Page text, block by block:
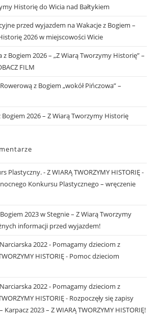
Historię do Wicia nad Bałtykiem
przed wyjazdem na Wakacje z Bogiem –
2026 w miejscowości Wicie
Bogiem 2026 – „Z Wiarą Tworzymy Historię” –
FILM
z Bogiem „wokół Pińczowa” –
Bogiem 2026 – Z Wiarą Tworzymy Historię
Plastyczny. - Z WIARĄ TWORZYMY HISTORIĘ-
Konkursu Plastycznego – wręczenie
2023 w Stegnie – Z Wiarą Tworzymy
informacji przed wyjazdem!
2022 - Pomagamy dzieciom z
HISTORIĘ- Pomoc dzieciom
2022 - Pomagamy dzieciom z
HISTORIĘ- Rozpoczęły się zapisy
2023 – Z WIARĄ TWORZYMY HISTORIĘ!